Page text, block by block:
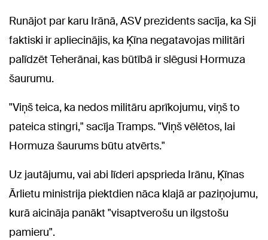
Runājot par karu Irānā, ASV prezidents sacīja, ka Sji
faktiski ir apliecinājis, ka Ķīna negatavojas militāri
palīdzēt Teherānai, kas būtībā ir slēgusi Hormuza
šaurumu.
"Viņš teica, ka nedos militāru aprīkojumu, viņš to
pateica stingri," sacīja Tramps. "Viņš vēlētos, lai
Hormuza šaurums būtu atvērts."
Uz jautājumu, vai abi līderi apsprieda Irānu, Ķīnas
Ārlietu ministrija piektdien nāca klajā ar paziņojumu,
kurā aicināja panākt "visaptverošu un ilgstošu
pamieru".